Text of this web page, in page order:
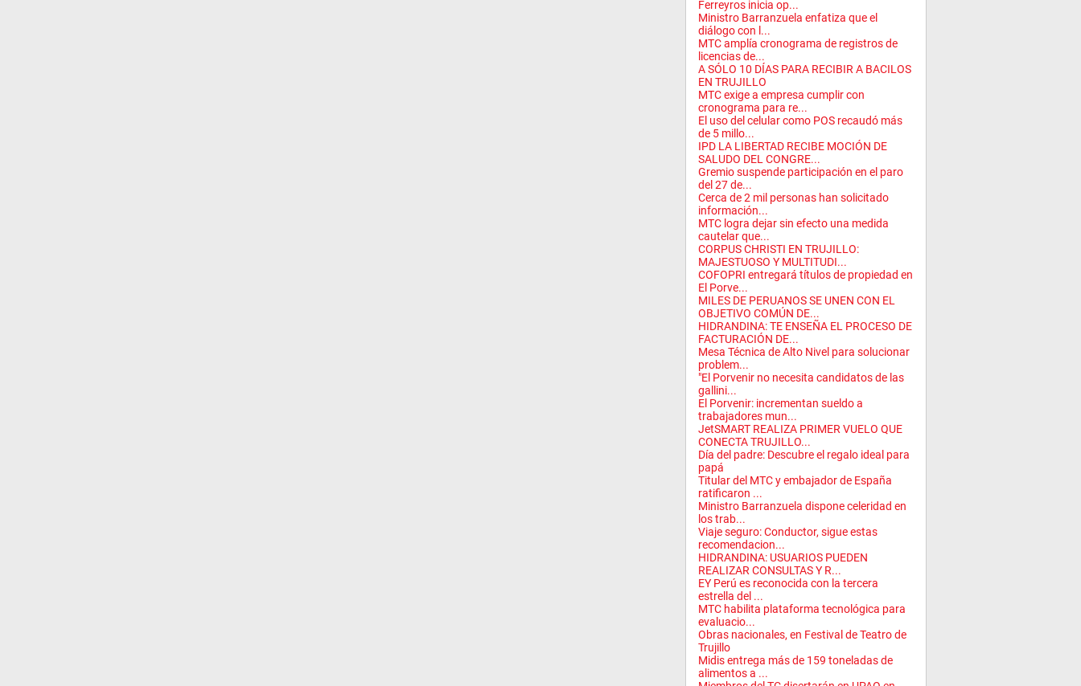
Ferreyros inicia op...
Ministro Barranzuela enfatiza que el
diálogo con l...
MTC amplía cronograma de registros de
licencias de...
A SÓLO 10 DÍAS PARA RECIBIR A BACILOS
EN TRUJILLO
MTC exige a empresa cumplir con
cronograma para re...
El uso del celular como POS recaudó más
de 5 millo...
IPD LA LIBERTAD RECIBE MOCIÓN DE
SALUDO DEL CONGRE...
Gremio suspende participación en el paro
del 27 de...
Cerca de 2 mil personas han solicitado
información...
MTC logra dejar sin efecto una medida
cautelar que...
CORPUS CHRISTI EN TRUJILLO:
MAJESTUOSO Y MULTITUDI...
COFOPRI entregará títulos de propiedad en
El Porve...
MILES DE PERUANOS SE UNEN CON EL
OBJETIVO COMÚN DE...
HIDRANDINA: TE ENSEÑA EL PROCESO DE
FACTURACIÓN DE...
Mesa Técnica de Alto Nivel para solucionar
problem...
"El Porvenir no necesita candidatos de las
gallini...
El Porvenir: incrementan sueldo a
trabajadores mun...
JetSMART REALIZA PRIMER VUELO QUE
CONECTA TRUJILLO...
Día del padre: Descubre el regalo ideal para
papá
Titular del MTC y embajador de España
ratificaron ...
Ministro Barranzuela dispone celeridad en
los trab...
Viaje seguro: Conductor, sigue estas
recomendacion...
HIDRANDINA: USUARIOS PUEDEN
REALIZAR CONSULTAS Y R...
EY Perú es reconocida con la tercera
estrella del ...
MTC habilita plataforma tecnológica para
evaluacio...
Obras nacionales, en Festival de Teatro de
Trujillo
Midis entrega más de 159 toneladas de
alimentos a ...